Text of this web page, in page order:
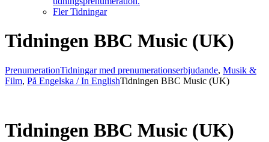
Fler Tidningar
Tidningen BBC Music (UK)
PrenumerationTidningar med prenumerationserbjudande, Musik &
Film, På Engelska / In EnglishTidningen BBC Music (UK)
Tidningen BBC Music (UK)